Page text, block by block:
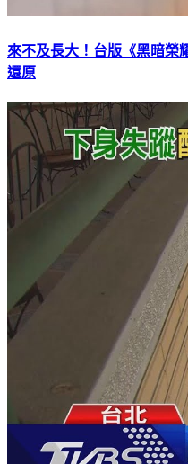
來不及長大！台版《黑暗
還原